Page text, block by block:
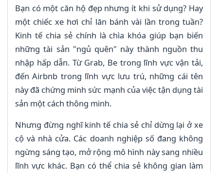
Bạn có một căn hộ đẹp nhưng ít khi sử dụng? Hay
một chiếc xe hơi chỉ lăn bánh vài lần trong tuần?
Kinh tế chia sẻ chính là chìa khóa giúp bạn biến
những tài sản "ngủ quên" này thành nguồn thu
nhập hấp dẫn. Từ Grab, Be trong lĩnh vực vận tải,
đến Airbnb trong lĩnh vực lưu trú, những cái tên
này đã chứng minh sức mạnh của việc tận dụng tài
sản một cách thông minh.
Nhưng đừng nghĩ kinh tế chia sẻ chỉ dừng lại ở xe
cộ và nhà cửa. Các doanh nghiệp số đang không
ngừng sáng tạo, mở rộng mô hình này sang nhiều
lĩnh vực khác. Bạn có thể chia sẻ không gian làm